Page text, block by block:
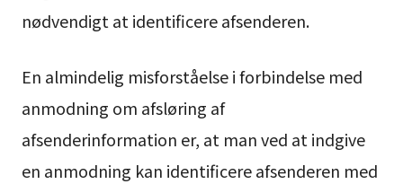
nødvendigt at identificere afsenderen.
En almindelig misforståelse i forbindelse med
anmodning om afsløring af
afsenderinformation er, at man ved at indgive
en anmodning kan identificere afsenderen med